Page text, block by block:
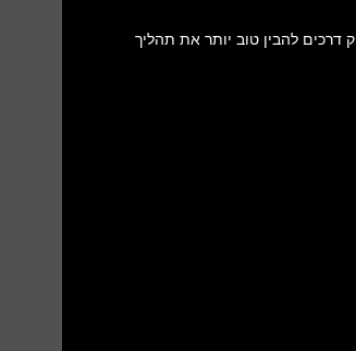
דרכים להבין טוב יותר את תהליך